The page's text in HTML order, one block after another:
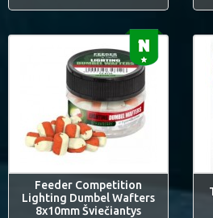
Feeder Competition
Lighting Dumbel Wafters
8x10mm Šviečiantys